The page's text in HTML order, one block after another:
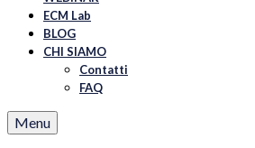
ECM Lab
BLOG
CHI SIAMO
Contatti
FAQ
Menu